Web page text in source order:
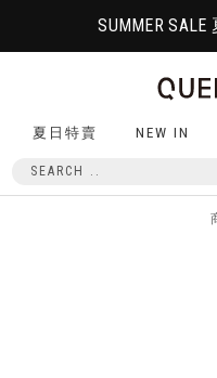
SUMMER
夏日特賣 NEW IN